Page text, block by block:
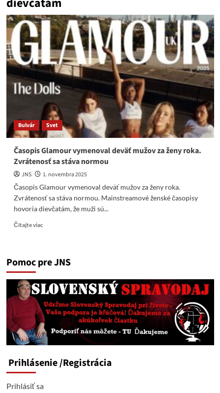
Bulvár Svet
Časopis Glamour vymenoval deväť mužov za ženy roka.
Zvrátenosť sa stáva normou
JNS
1. novembra 2025
Časopis Glamour vymenoval deväť mužov za ženy roka.
Zvrátenosť sa stáva normou. Mainstreamové ženské časopisy
hovoria dievčatám, že muži sú...
Čítajte viacRead
Glamour
deväť
mužov
ženy
roka.
Zvrátenosť
sa
stáva
Pomoc pre JNS
Prihlásenie/Registrácia
Prihlásiť sa